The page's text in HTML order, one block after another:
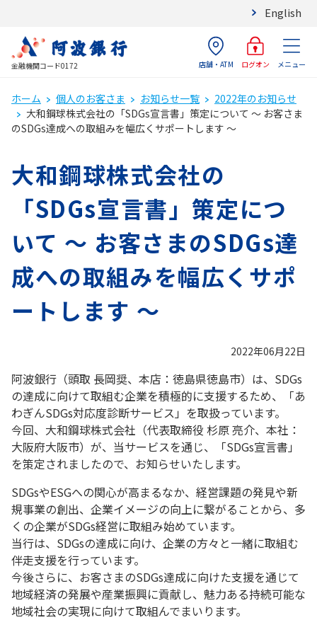
English
金融機関コード0172 店舗・ATM ログオン メニュー
ホーム 個人のお客さま お知らせ一覧
2022年のお知らせ
大和鋼球株式会社の「SDGs宣言書」策定について ～ お客さま
のSDGs達成への取組みを幅広くサポートします ～
大和鋼球株式会社の
「SDGs宣言書」策定につ
いて ～ お客さまのSDGs達
成への取組みを幅広くサポ
ートします ～
2022年06月22日
阿波銀行（頭取 長岡奨、本店：徳島県徳島市）は、SDGs
の達成に向けて取組む企業を積極的に支援するため、「あ
わぎんSDGs対応度診断サービス」を取扱っています。
今回、大和鋼球株式会社（代表取締役 杉原 亮介、本社：
大阪府大阪市）が、当サービスを通じ、「SDGs宣言書」
を策定されましたので、お知らせいたします。
SDGsやESGへの関心が高まるなか、経営課題の発見や新
規事業の創出、企業イメージの向上に繋がることから、多
くの企業がSDGs経営に取組み始めています。
当行は、SDGsの達成に向け、企業の方々と一緒に取組む
伴走支援を行っています。
今後さらに、お客さまのSDGs達成に向けた支援を通じて
地域経済の発展や産業振興に貢献し、魅力ある持続可能な
地域社会の実現に向けて取組んでまいります。